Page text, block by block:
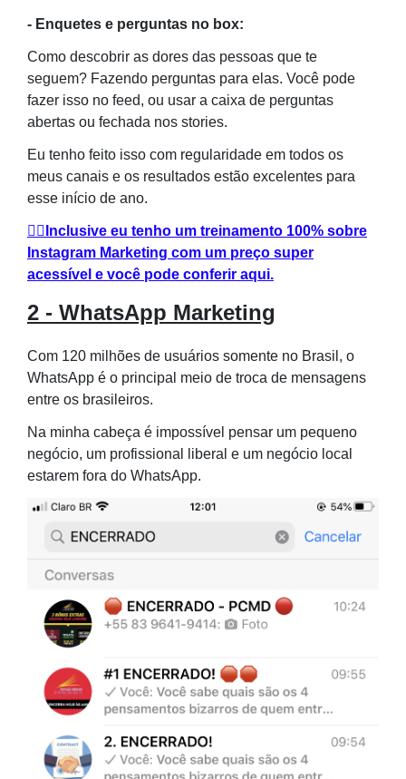
- Enquetes e perguntas no box:
Como descobrir as dores das pessoas que te
seguem? Fazendo perguntas para elas. Você pode
fazer isso no feed, ou usar a caixa de perguntas
abertas ou fechada nos stories.
Eu tenho feito isso com regularidade em todos os
meus canais e os resultados estão excelentes para
esse início de ano.
👉🏻Inclusive eu tenho um treinamento 100% sobre
Instagram Marketing com um preço super
acessível e você pode conferir aqui.
2 - WhatsApp Marketing
Com 120 milhões de usuários somente no Brasil, o
WhatsApp é o principal meio de troca de mensagens
entre os brasileiros.
Na minha cabeça é impossível pensar um pequeno
negócio, um profissional liberal e um negócio local
estarem fora do WhatsApp.